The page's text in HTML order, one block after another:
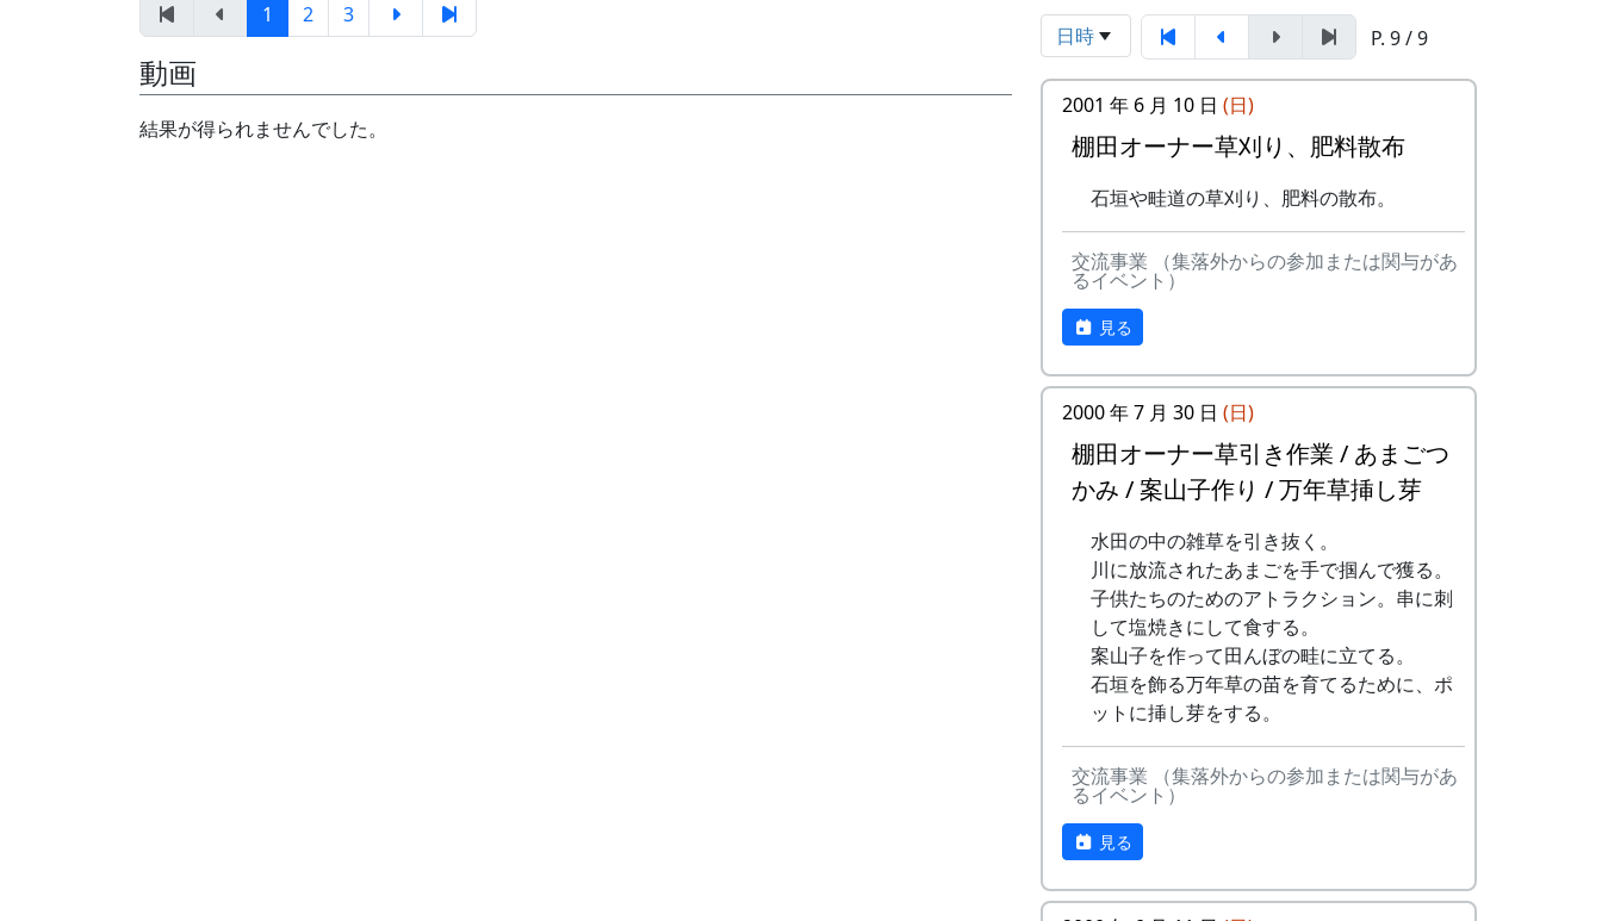
1
2 3
動画
結果が得られませんでした。
田圃の草刈も肥料散布もすぐに終ってしま
ったので、岩座神の入り口にある公園の草
引きもやってもらった。
参加者が多いのには理由があって、それが
これである。
本来は、田植え祭りの昼食に鶏肉のバーベ
キューを供するのだが、今年は雨のために
それが出来なかった。それで、今回、その
埋め合わせをすることになったのだ。
最初に、区画担当のスタッフから、作業の
田圃の中に入って、肥料を散布する。
無理をすれば、畔から撒くことも出来なく
はないけれど、そういう横着はしません。
日時 P. 9 / 9
2001 年 6 月 10 日 (日)
棚田オーナー草刈り、肥料散布
石垣や畦道の草刈り、肥料の散布。
交流事業 （集落外からの参加または関与があ
るイベント）
見る
2000 年 7 月 30 日 (日)
棚田オーナー草引き作業 / あまごつ
かみ / 案山子作り / 万年草挿し芽
水田の中の雑草を引き抜く。
川に放流されたあまごを手で掴んで獲る。
子供たちのためのアトラクション。串に刺
して塩焼きにして食する。
案山子を作って田んぼの畦に立てる。
石垣を飾る万年草の苗を育てるために、ポ
ットに挿し芽をする。
交流事業 （集落外からの参加または関与があ
るイベント）
見る